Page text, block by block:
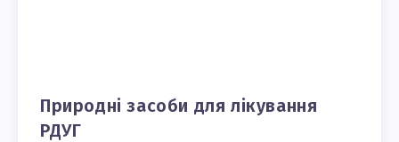
Природні засоби для лікування
РДУГ